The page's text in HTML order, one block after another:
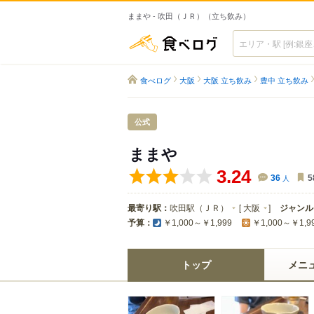
ままや - 吹田（ＪＲ）（立ち飲み）
食べログ
食べログ 大阪 大阪 立ち飲み 豊中 立ち飲み
公式
ままや
3.24 36 人
最寄り駅： 吹田駅（ＪＲ） [ 大阪 ]
ジャン
予算：
￥1,000～￥1,999 ￥1,000～￥
トップ メニ